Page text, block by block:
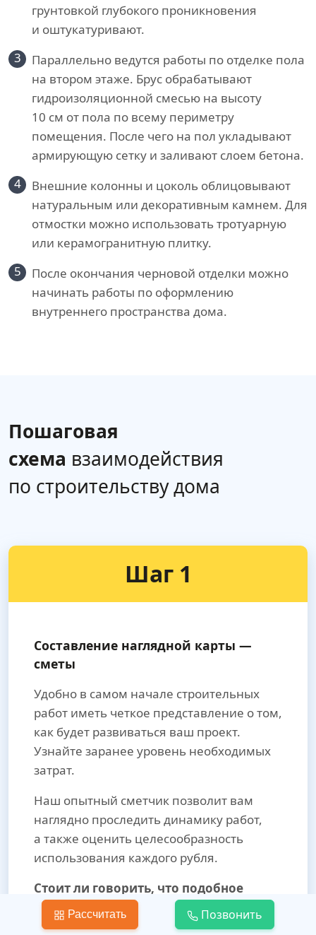
грунтовкой глубокого проникновения
и оштукатуривают.
3
Параллельно ведутся работы по отделке пола
на втором этаже. Брус обрабатывают
гидроизоляционной смесью на высоту
10 см от пола по всему периметру
помещения. После чего на пол укладывают
армирующую сетку и заливают слоем бетона.
4
Внешние колонны и цоколь облицовывают
натуральным или декоративным камнем. Для
отмостки можно использовать тротуарную
или керамогранитную плитку.
5
После окончания черновой отделки можно
начинать работы по оформлению
внутреннего пространства дома.
Пошаговая
схема взаимодействия
по строительству дома
Шаг 1
Составление наглядной карты —
сметы
Удобно в самом начале строительных
работ иметь четкое представление о том,
как будет развиваться ваш проект.
Узнайте заранее уровень необходимых
затрат.
Наш опытный сметчик позволит вам
наглядно проследить динамику работ,
а также оценить целесообразность
использования каждого рубля.
Стоит ли говорить, что подобное
видение полностью исключает
незапланированные расходы, что
Рассчитать Позвонить